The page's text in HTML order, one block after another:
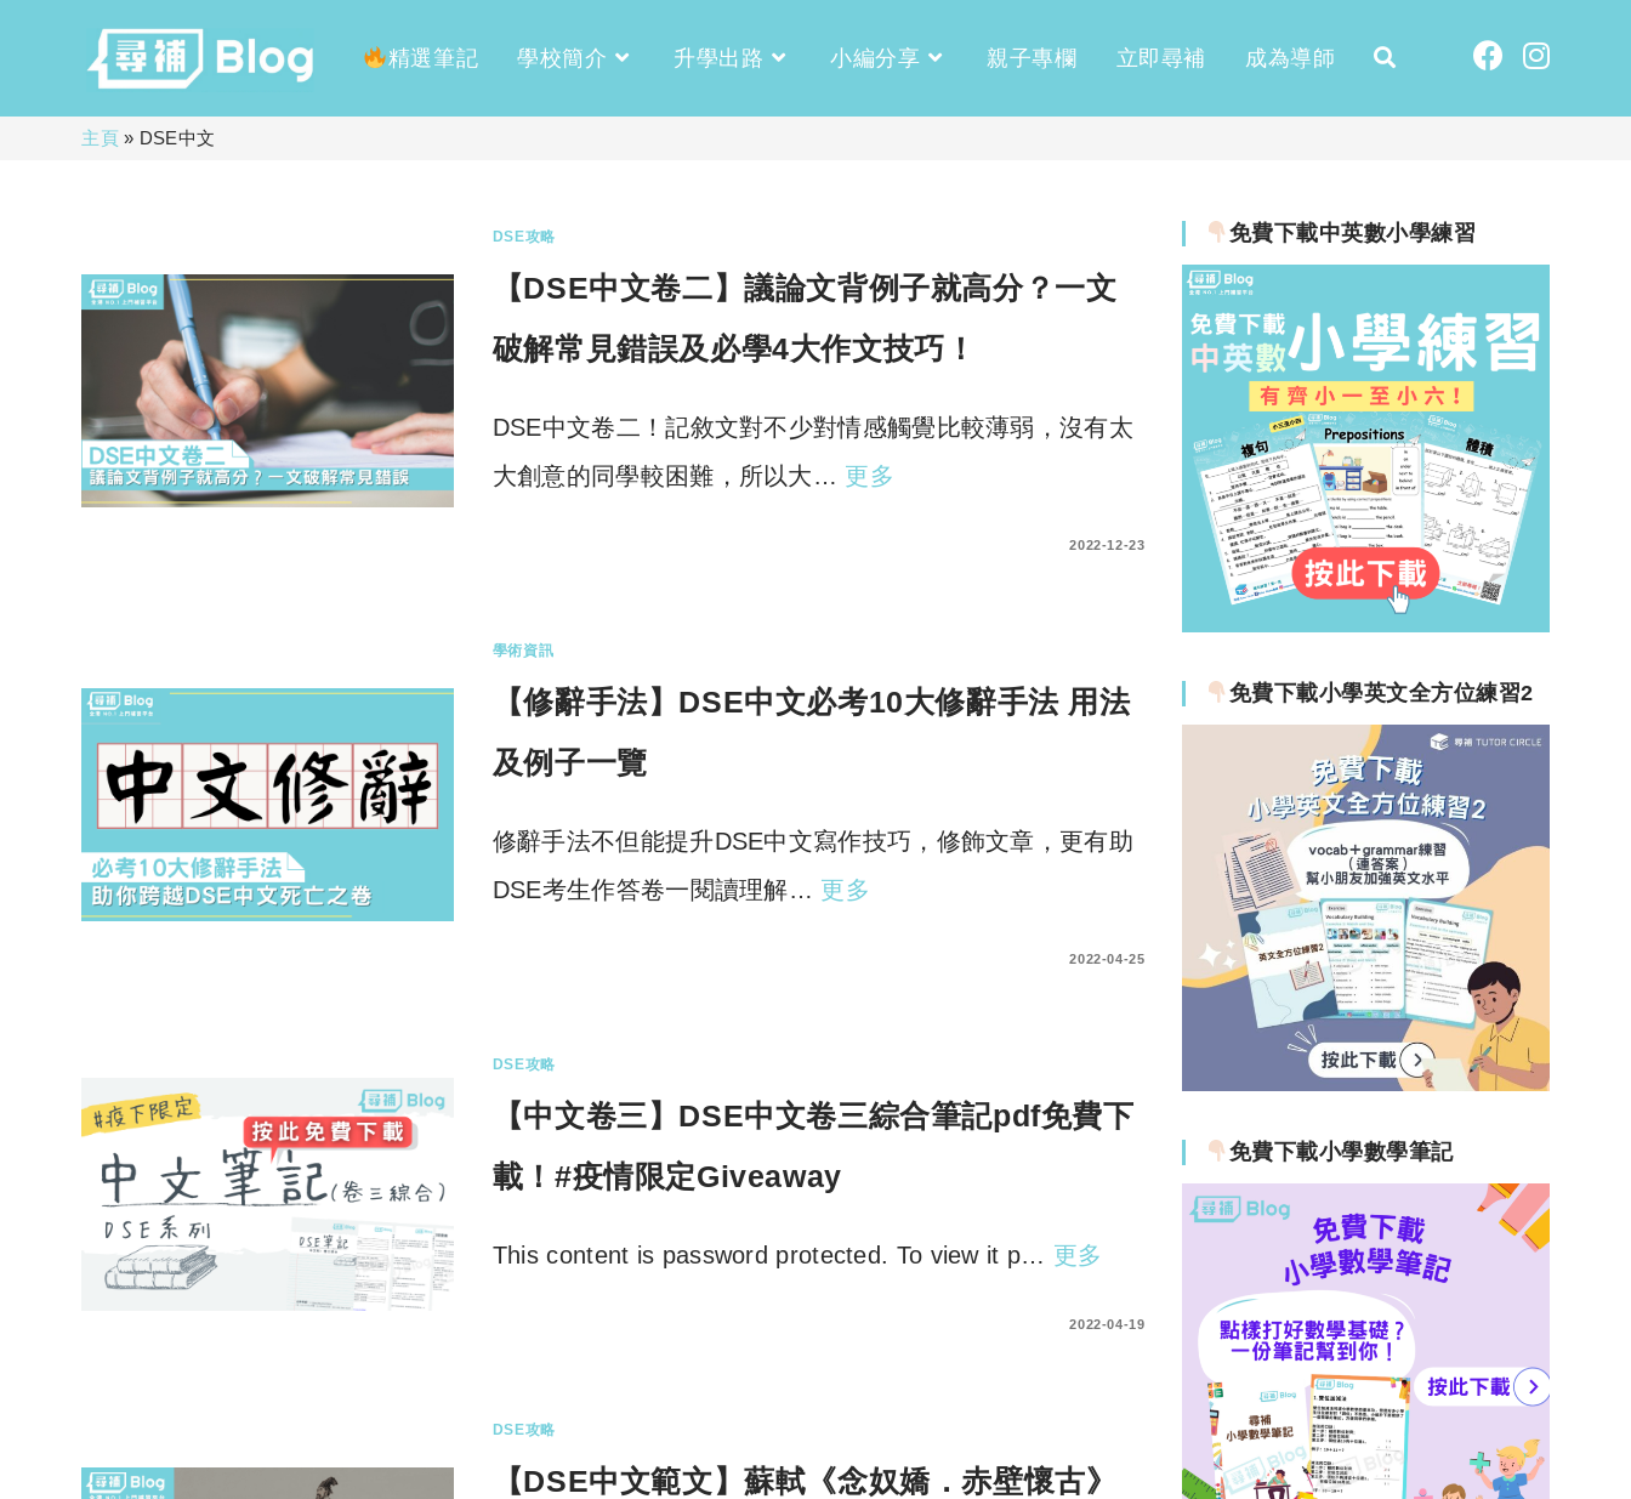
精選筆記 學校簡介 升學出路 小編分享 親子專欄 立即尋補 成為導師
主頁» DSE中文
DSE攻略
【DSE中文卷二】議論文背例子就高分？一文
破解常見錯誤及必學4大作文技巧！
DSE中文卷二！記敘文對不少對情感觸覺比較薄弱，沒有太
大創意的同學較困難，所以大… 更多
2022-12-23
學術資訊
【修辭手法】DSE中文必考10大修辭手法 用法
及例子一覽
修辭手法不但能提升DSE中文寫作技巧，修飾文章，更有助
DSE考生作答卷一閱讀理解… 更多
2022-04-25
DSE攻略
【中文卷三】DSE中文卷三綜合筆記pdf免費下
載！#疫情限定Giveaway
This content is password protected. To view it p… 更多
2022-04-19
DSE攻略
【DSE中文範文】蘇軾《念奴嬌．赤壁懷古》
免費下載中英數小學練習
免費下載小學英文全方位練習2
免費下載小學數學筆記